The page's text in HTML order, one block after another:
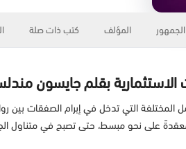
الجمهور المؤلف كتب ذات صلة
بقلم جايسون
المختلفة التي تدخل في إبرام الصفقات بين
على نحو مبسط، حتى تصبح في متناول